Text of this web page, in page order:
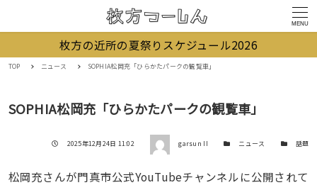
MENU
枚方の近所の夏祭りスケジュール2026
TOP ニュース SOPHIA松岡充「ひらかたパークの観覧車」
SOPHIA松岡充「ひらかたパークの観覧車」
投稿日
2025年12月24日 11:02 著者 garsun II カテゴリー
ニュース カテゴリー
話題
松岡充さんが門真市公式YouTubeチャンネルに公開されて